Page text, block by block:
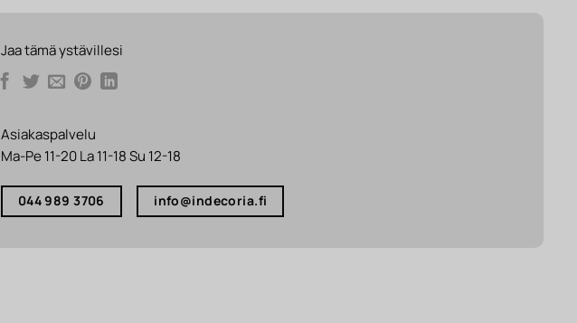
Jaa tämä ystävillesi
Asiakaspalvelu
Ma-Pe 11-20 La 11-18 Su 12-18
044 989 3706 info@indecoria.fi